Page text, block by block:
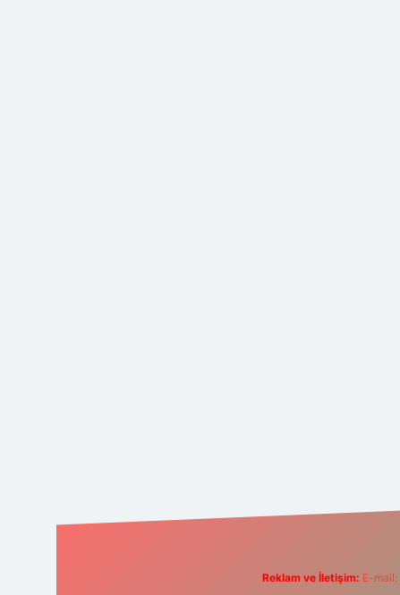
Reklam ve İletişim: E-mail: